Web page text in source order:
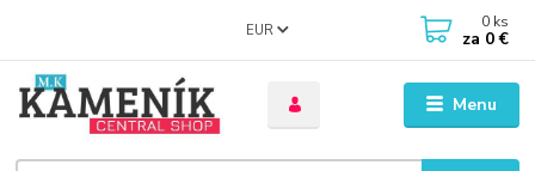
Menu
EUR 0 ks
za 0 €